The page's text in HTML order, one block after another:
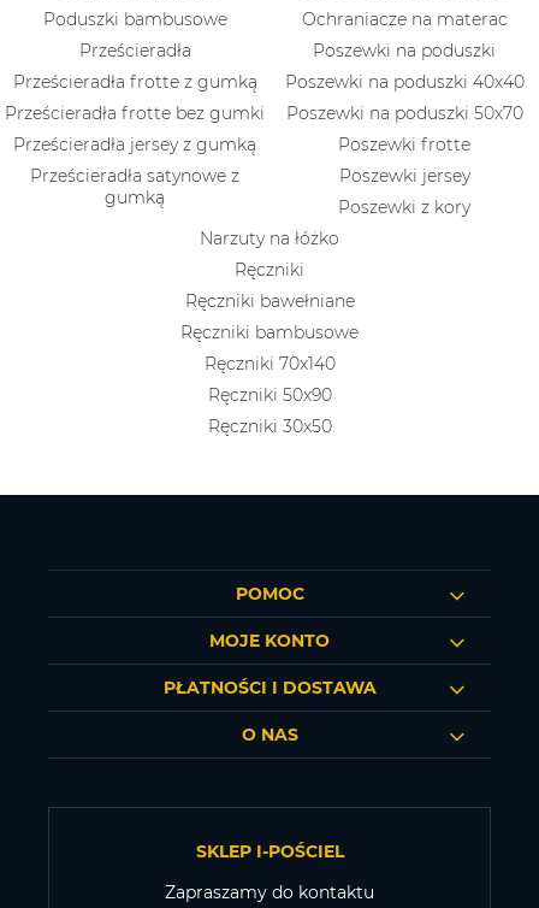
Poduszki bambusowe
Prześcieradła
Prześcieradła frotte z gumką
Prześcieradła frotte bez gumki
Prześcieradła jersey z gumką
Prześcieradła satynowe z
gumką
Ochraniacze na materac
Poszewki na poduszki
Poszewki na poduszki 40x40
Poszewki na poduszki 50x70
Poszewki frotte
Poszewki jersey
Poszewki z kory
Narzuty na łóżko
Ręczniki
Ręczniki bawełniane
Ręczniki bambusowe
Ręczniki 70x140
Ręczniki 50x90
Ręczniki 30x50
POMOC
MOJE KONTO
PŁATNOŚCI I DOSTAWA
O NAS
SKLEP I-POŚCIEL
Zapraszamy do kontaktu